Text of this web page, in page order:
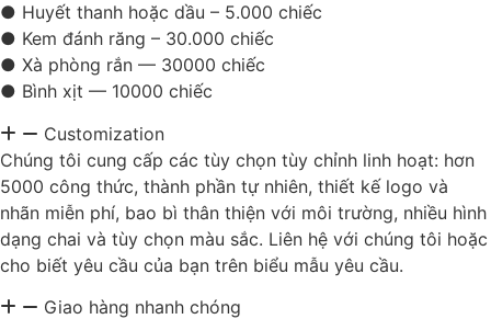
● Huyết thanh hoặc dầu – 5.000 chiếc
● Kem đánh răng – 30.000 chiếc
● Xà phòng rắn — 30000 chiếc
● Bình xịt — 10000 chiếc
Customization
Chúng tôi cung cấp các tùy chọn tùy chỉnh linh hoạt: hơn
5000 công thức, thành phần tự nhiên, thiết kế logo và
nhãn miễn phí, bao bì thân thiện với môi trường, nhiều hình
dạng chai và tùy chọn màu sắc. Liên hệ với chúng tôi hoặc
cho biết yêu cầu của bạn trên biểu mẫu yêu cầu.
Giao hàng nhanh chóng